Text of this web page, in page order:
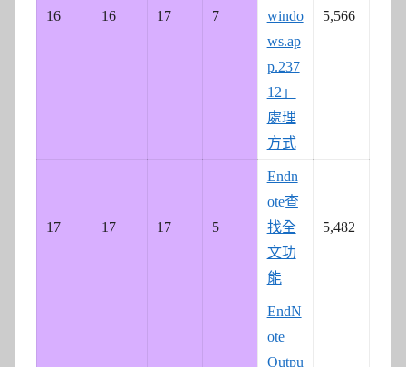
16 16 17 7
windo
ws.ap
p.237
12」
處理
方式
5,566
17 17 17 5
Endn
ote查
找全
文功
能
5,482
EndN
ote
Outpu